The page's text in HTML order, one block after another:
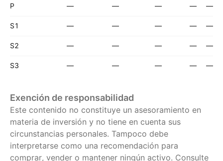
P — — — — —
S1 — — — — —
S2 — — — — —
S3 — — — — —
Exención de responsabilidad
Este contenido no constituye un asesoramiento en
materia de inversión y no tiene en cuenta sus
circunstancias personales. Tampoco debe
interpretarse como una recomendación para
comprar, vender o mantener ningún activo. Consulte